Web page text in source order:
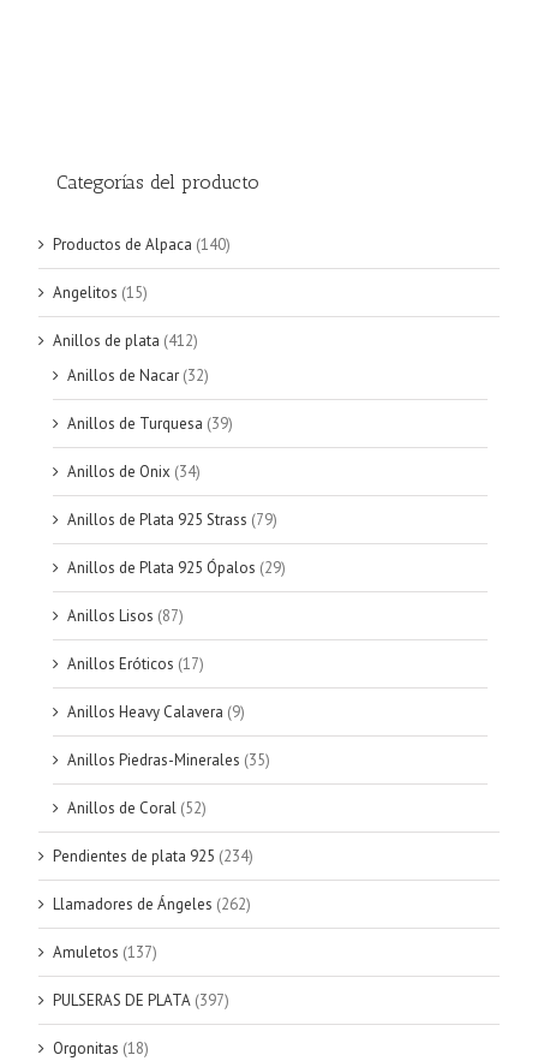
Categorías del producto
Productos de Alpaca (140)
Angelitos (15)
Anillos de plata (412)
Anillos de Nacar (32)
Anillos de Turquesa (39)
Anillos de Onix (34)
Anillos de Plata 925 Strass (79)
Anillos de Plata 925 Ópalos (29)
Anillos Lisos (87)
Anillos Eróticos (17)
Anillos Heavy Calavera (9)
Anillos Piedras-Minerales (35)
Anillos de Coral (52)
Pendientes de plata 925 (234)
Llamadores de Ángeles (262)
Amuletos (137)
PULSERAS DE PLATA (397)
Orgonitas (18)